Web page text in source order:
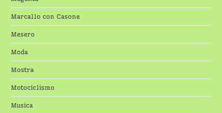
Marcallo con Casone
Mesero
Moda
Mostra
Motociclismo
Musica